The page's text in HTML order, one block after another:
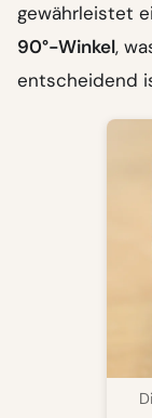
gewährleistet
90°-Winkel,
entscheidend